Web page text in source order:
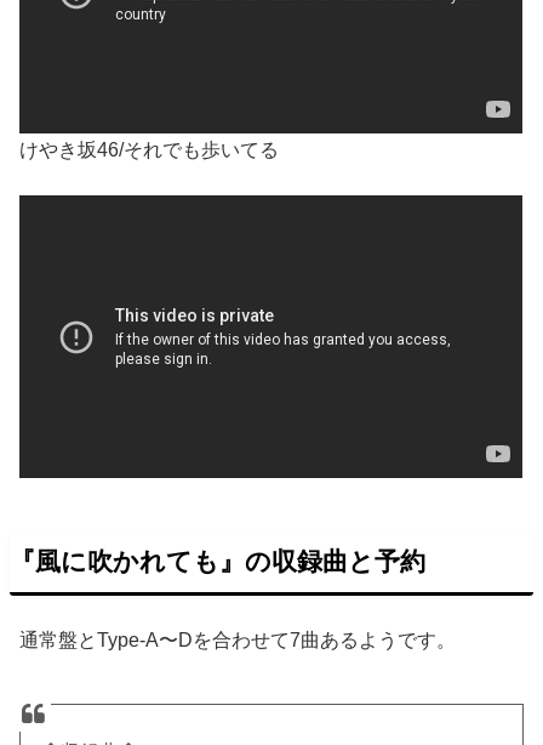
けやき坂46/それでも歩いてる
『風に吹かれても』の収録曲と予約
通常盤とType-A〜Dを合わせて7曲あるようです。